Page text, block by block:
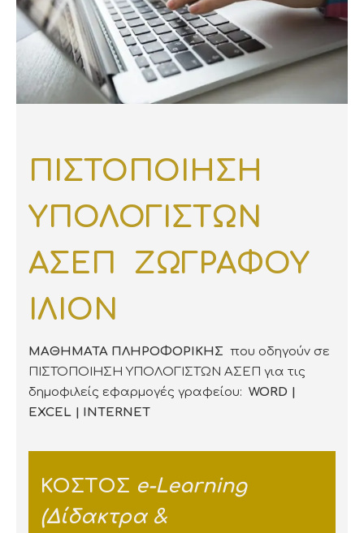
ΠΙΣΤΟΠΟΙΗΣΗ
ΥΠΟΛΟΓΙΣΤΩΝ
ΑΣΕΠ ΖΩΓΡΑΦΟΥ
ΙΛΙΟΝ
ΜΑΘΗΜΑΤΑ ΠΛΗΡΟΦΟΡΙΚΗΣ που οδηγούν σε
ΠΙΣΤΟΠΟΙΗΣΗ ΥΠΟΛΟΓΙΣΤΩΝ ΑΣΕΠ για τις
δημοφιλείς εφαρμογές γραφείου: WORD |
EXCEL | INTERNET
ΚΟΣΤΟΣ e-Learning
(Δίδακτρα &